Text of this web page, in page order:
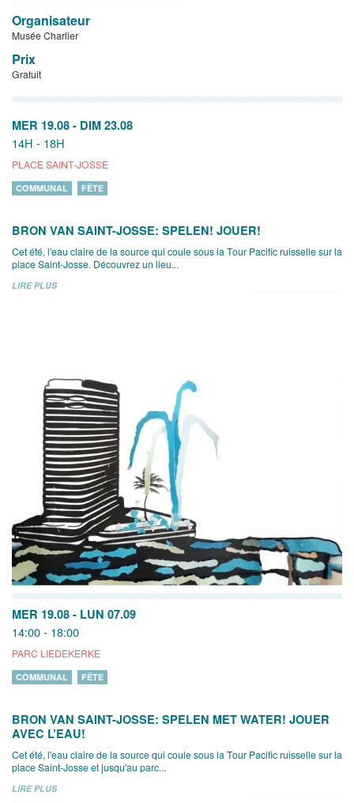
Organisateur
Musée Charlier
Prix
Gratuit
MER 19.08 - DIM 23.08
14H - 18H
PLACE SAINT-JOSSE
COMMUNAL FÊTE
BRON VAN SAINT-JOSSE: SPELEN! JOUER!
Cet été, l'eau claire de la source qui coule sous la Tour Pacific ruisselle sur la
place Saint-Josse. Découvrez un lieu...
LIRE PLUS
MER 19.08 - LUN 07.09
14:00 - 18:00
PARC LIEDEKERKE
COMMUNAL FÊTE
BRON VAN SAINT-JOSSE: SPELEN MET WATER! JOUER
AVEC L’EAU!
Cet été, l'eau claire de la source qui coule sous la Tour Pacific ruisselle sur la
place Saint-Josse et jusqu'au parc...
LIRE PLUS